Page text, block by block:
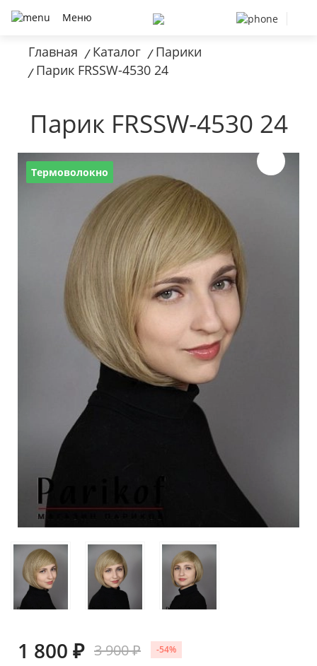
Меню
Главная / Каталог / Парики
/ Парик FRSSW-4530 24
Парик FRSSW-4530 24
Термоволокно
1 800 ₽ 3 900 ₽ -54%